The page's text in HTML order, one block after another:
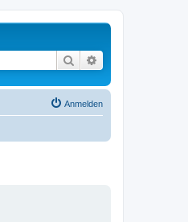
Suche
Anmelden